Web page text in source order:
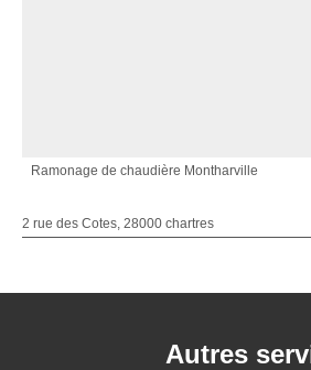
Ramonage de chaudière Montharville
2 rue des Cotes, 28000 chartres
Autres